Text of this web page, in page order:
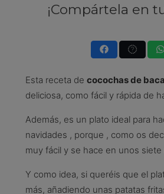
¡Compártela en
Esta receta de cocochas de
deliciosa, como fácil y rápida de
Además, es un plato ideal para
navidades , porque , como os
muy fácil y se hace en unos siete
Y como idea, si queréis que el
más, añadiendo unas patatas